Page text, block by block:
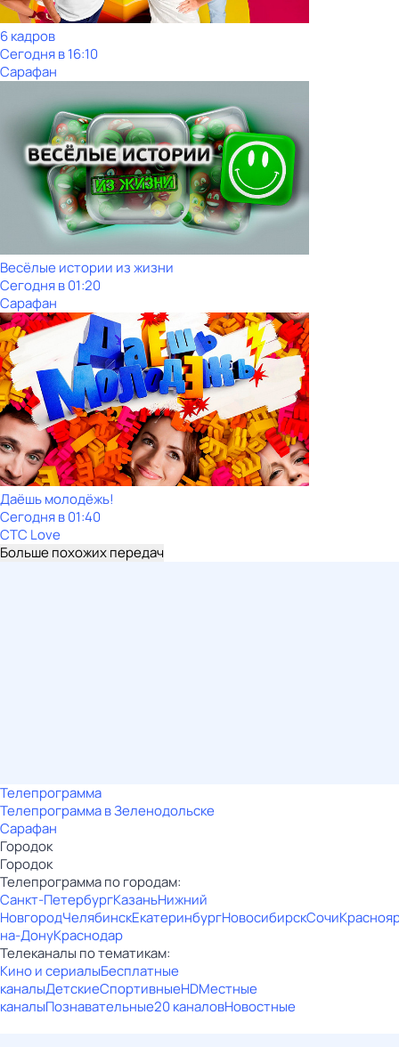
6 кадров
Сегодня в 16:10
Сарафан
Весёлые истории из жизни
Сегодня в 01:20
Сарафан
Даёшь молодёжь!
Сегодня в 01:40
СТС Love
Больше похожих передач
Телепрограмма
Телепрограмма в Зеленодольске
Сарафан
Городок
Городок
Телепрограмма по городам:
Санкт-ПетербургКазаньНижний
НовгородЧелябинскЕкатеринбургНовосибирскСочи
на-ДонуКраснодар
Телеканалы по тематикам:
Кино и сериалыБесплатные
каналыДетскиеСпортивныеHDМестные
каналыПознавательные20 каналовНовостные